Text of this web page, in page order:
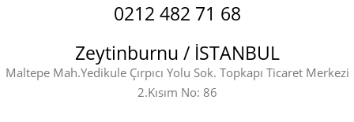
0212 482 71 68
Zeytinburnu / İSTANBUL
Maltepe Mah.Yedikule Çırpıcı Yolu Sok. Topkapı Ticaret Merkezi
2.Kısım No: 86